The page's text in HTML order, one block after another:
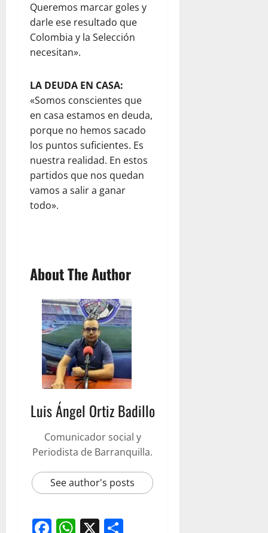
Queremos marcar goles y
darle ese resultado que
Colombia y la Selección
necesitan».
LA DEUDA EN CASA:
«Somos conscientes que
en casa estamos en deuda,
porque no hemos sacado
los puntos suficientes. Es
nuestra realidad. En estos
partidos que nos quedan
vamos a salir a ganar
todo».
About The Author
Luis Ángel Ortiz Badillo
Comunicador social y
Periodista de Barranquilla.
See author's posts